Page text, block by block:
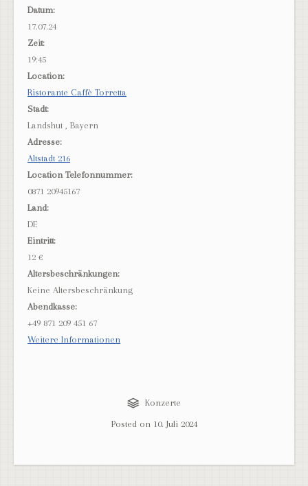
Datum:
17.07.24
Zeit:
19:45
Location:
Ristorante Caffè Torretta
Stadt:
Landshut , Bayern
Adresse:
Altstadt 216
Location Telefonnummer:
0871 20945167
Land:
DE
Eintritt:
12 €
Altersbeschränkungen:
Keine Altersbeschränkung
Abendkasse:
+49 871 209 451 67
Weitere Informationen
Konzerte
Posted on 10. Juli 2024